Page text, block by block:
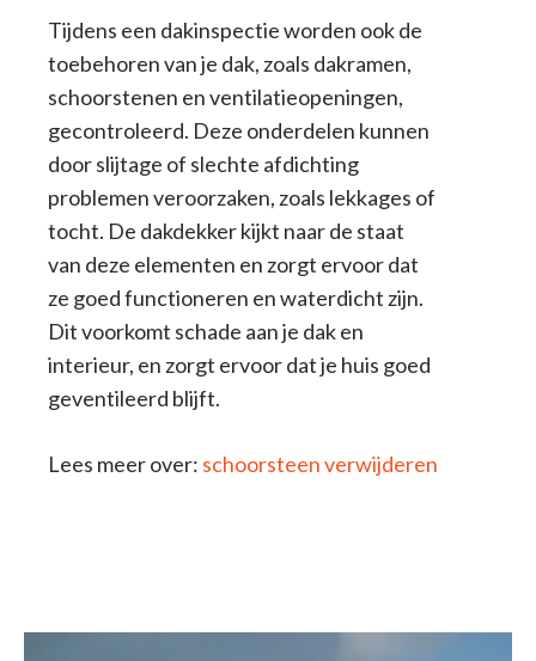
Tijdens een dakinspectie worden ook de
toebehoren van je dak, zoals dakramen,
schoorstenen en ventilatieopeningen,
gecontroleerd. Deze onderdelen kunnen
door slijtage of slechte afdichting
problemen veroorzaken, zoals lekkages of
tocht. De dakdekker kijkt naar de staat
van deze elementen en zorgt ervoor dat
ze goed functioneren en waterdicht zijn.
Dit voorkomt schade aan je dak en
interieur, en zorgt ervoor dat je huis goed
geventileerd blijft.
Lees meer over: schoorsteen verwijderen